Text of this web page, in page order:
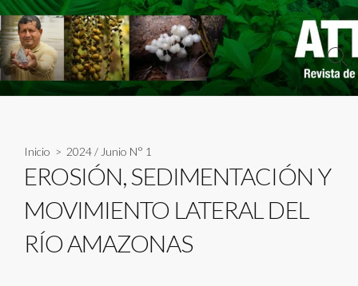
Skip
to
content
Inicio > 2024/ Junio N° 1
EROSIÓN, SEDIMENTACIÓN Y
MOVIMIENTO LATERAL DEL
RÍO AMAZONAS